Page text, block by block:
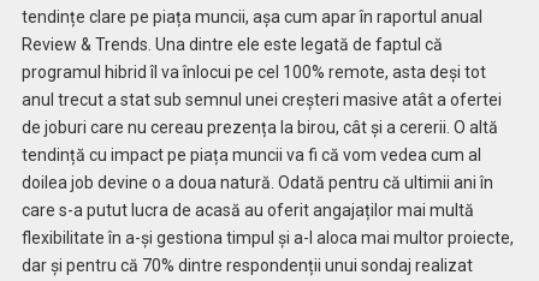
tendințe clare pe piața muncii, așa cum apar în raportul anual
Review & Trends. Una dintre ele este legată de faptul că
programul hibrid îl va înlocui pe cel 100% remote, asta deși tot
anul trecut a stat sub semnul unei creșteri masive atât a ofertei
de joburi care nu cereau prezența la birou, cât și a cererii. O altă
tendință cu impact pe piața muncii va fi că vom vedea cum al
doilea job devine o a doua natură. Odată pentru că ultimii ani în
care s-a putut lucra de acasă au oferit angajaților mai multă
flexibilitate în a-și gestiona timpul și a-l aloca mai multor proiecte,
dar și pentru că 70% dintre respondenții unui sondaj realizat